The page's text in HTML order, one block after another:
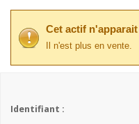
Cet actif
Il n'est plus en vente.
Identifiant :